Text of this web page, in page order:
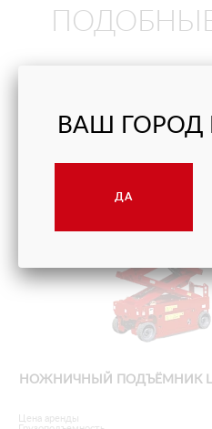
НОЖНИЧНЫЙ ПОДЪЁМНИК
Цена аренды
ВАШ ГОРОД
ДА